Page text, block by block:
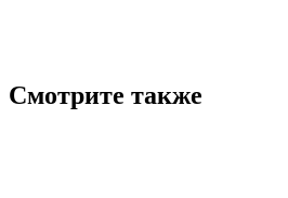
Смотрите также